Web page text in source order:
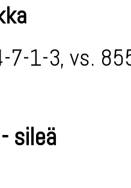
7-1-3, vs.
sileä